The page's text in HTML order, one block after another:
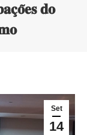
𝐝𝐨
Set
14